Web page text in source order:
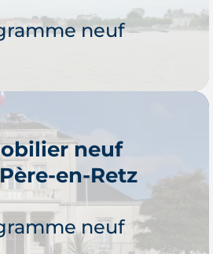
neuf
Je découvre
neuf
en-Retz
neuf